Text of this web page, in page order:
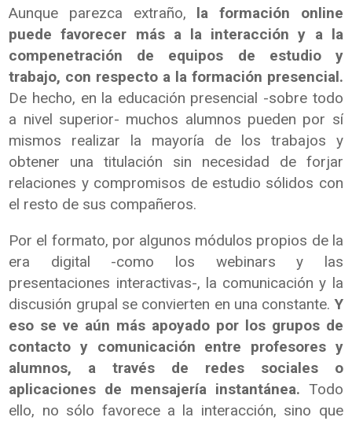
Aunque parezca extraño, la formación online
puede favorecer más a la interacción y a la
compenetración de equipos de estudio y
trabajo, con respecto a la formación presencial.
De hecho, en la educación presencial -sobre todo
a nivel superior- muchos alumnos pueden por sí
mismos realizar la mayoría de los trabajos y
obtener una titulación sin necesidad de forjar
relaciones y compromisos de estudio sólidos con
el resto de sus compañeros.
Por el formato, por algunos módulos propios de la
era digital -como los webinars y las
presentaciones interactivas-, la comunicación y la
discusión grupal se convierten en una constante. Y
eso se ve aún más apoyado por los grupos de
contacto y comunicación entre profesores y
alumnos, a través de redes sociales o
aplicaciones de mensajería instantánea. Todo
ello, no sólo favorece a la interacción, sino que